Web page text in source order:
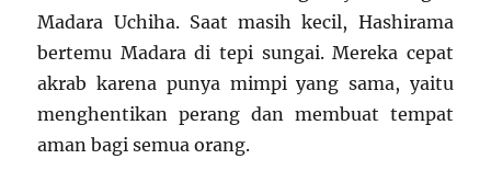
Madara Uchiha. Saat masih kecil, Hashirama
bertemu Madara di tepi sungai. Mereka cepat
akrab karena punya mimpi yang sama, yaitu
menghentikan perang dan membuat tempat
aman bagi semua orang.